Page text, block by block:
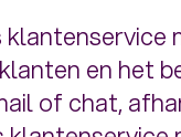
en het
of chat,